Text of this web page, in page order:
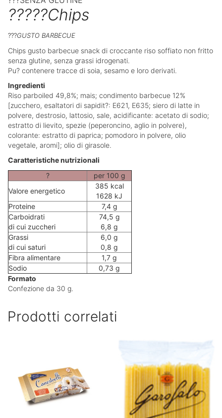
?????Chips
???GUSTO BARBECUE
Chips gusto barbecue snack di croccante riso soffiato non fritto
senza glutine, senza grassi idrogenati.
Pu? contenere tracce di soia, sesamo e loro derivati.
Ingredienti
Riso parboiled 49,8%; mais; condimento barbecue 12%
[zucchero, esaltatori di sapidit?: E621, E635; siero di latte in
polvere, destrosio, lattosio, sale, acidificante: acetato di sodio;
estratto di lievito, spezie (peperoncino, aglio in polvere),
colorante: estratto di paprica; pomodoro in polvere, olio
vegetale, aromi]; olio di girasole.
Caratteristiche nutrizionali
?
per 100 g
Valore energetico
385 kcal
1628 kJ
Proteine
7,4 g
Carboidrati
di cui zuccheri
74,5 g
6,8 g
Grassi
di cui saturi
6,0 g
0,8 g
Fibra alimentare
1,7 g
Sodio
0,73 g
Formato
Confezione da 30 g.
Prodotti correlati